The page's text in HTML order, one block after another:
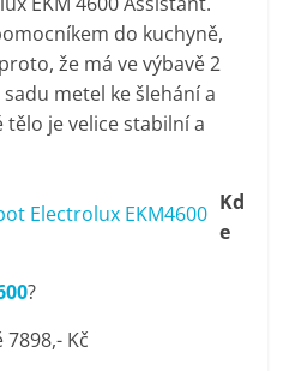
do kuchyně,
že má ve výbavě 2
metel ke šlehání a
tělo je velice stabilní a
Kd
e
?
Kč